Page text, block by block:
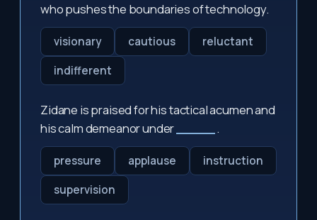
who pushes the boundaries of technology.
visionary cautious
reluctant
indifferent
Zidane is praised for his tactical acumen and
his calm demeanor under
.
pressure applause
instruction
supervision